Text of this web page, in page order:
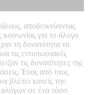
αποδεικνύοντας
για το άλογο
τη δυνατότητα να
τις εντυπωσιακές
τις δυνατότητες της
Ένας από τους
βλέπει κανείς την
σε ένα τόσο